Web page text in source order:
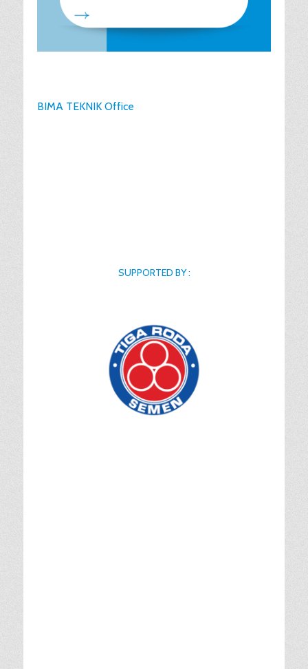
BIMA TEKNIK Office
SUPPORTED BY :